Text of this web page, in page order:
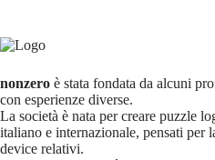
nonzero è stata fondata da alcuni
con esperienze diverse.
La società è nata per creare puzzle
italiano e internazionale, pensati per
device relativi.